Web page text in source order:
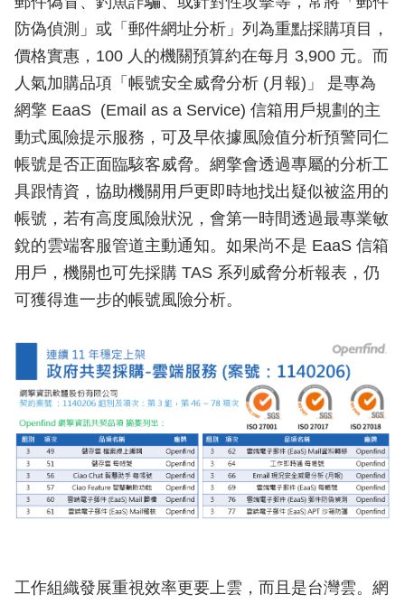
防偽偵測」或「郵件網址分析」列為重點採購項目，
價格實惠，100 人的機關預算約在每月 3,900 元。而
人氣加購品項「帳號安全威脅分析 (月報)」 是專為
網擎 EaaS (Email as a Service) 信箱用戶規劃的主
動式風險提示服務，可及早依據風險值分析預警同仁
帳號是否正面臨駭客威脅。網擎會透過專屬的分析工
具跟情資，協助機關用戶更即時地找出疑似被盜用的
帳號，若有高度風險狀況，會第一時間透過最專業敏
銳的雲端客服管道主動通知。如果尚不是 EaaS 信箱
用戶，機關也可先採購 TAS 系列威脅分析報表，仍
可獲得進一步的帳號風險分析。
工作組織發展重視效率更要上雲，而且是台灣雲。網